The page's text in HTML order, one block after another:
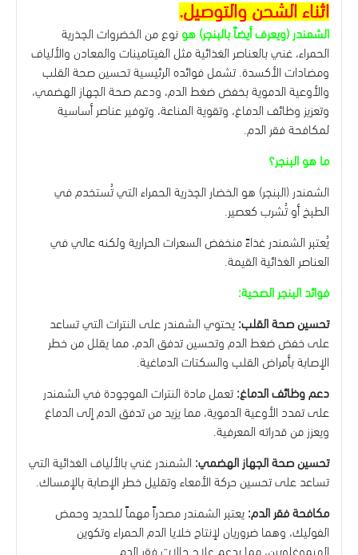
اثناء الشحن والتوصيل.
الشمندر (ويعرف أيضاً بالبنجر) هو نوع من الخضروات الجذرية
الحمراء، غني بالعناصر الغذائية مثل الفيتامينات والمعادن والألياف
ومضادات الأكسدة. تشمل فوائده الرئيسية تحسين صحة القلب
والأوعية الدموية بخفض ضغط الدم، ودعم صحة الجهاز الهضمي،
وتعزيز وظائف الدماغ، وتقوية المناعة، وتوفير عناصر أساسية
لمكافحة فقر الدم.
ما هو البنجر؟
الشمندر (البنجر) هو الخضار الجذرية الحمراء التي تُستخدم في
الطبخ أو تُشرب كعصير.
يُعتبر الشمندر غذاءً منخفض السعرات الحرارية ولكنه عالي في
العناصر الغذائية القيمة.
فوائد البنجر الصحية:
تحسين صحة القلب: يحتوي الشمندر على النترات التي تساعد
على خفض ضغط الدم وتحسين تدفق الدم، مما يقلل من خطر
الإصابة بأمراض القلب والسكتات الدماغية.
دعم وظائف الدماغ: تعمل مادة النترات الموجودة في الشمندر
على تمدد الأوعية الدموية، مما يزيد من تدفق الدم إلى الدماغ
ويعزز من قدراته المعرفية.
تحسين صحة الجهاز الهضمي: الشمندر غني بالألياف الغذائية التي
تساعد على تحسين حركة الأمعاء وتقليل خطر الإصابة بالإمساك.
مكافحة فقر الدم: يعتبر الشمندر مصدراً مهماً للحديد وحمض
الفوليك، وهما ضروريان لإنتاج خلايا الدم الحمراء وتكوين
الهيموغلوبين، مما يدعم علاج حالات فقر الدم.